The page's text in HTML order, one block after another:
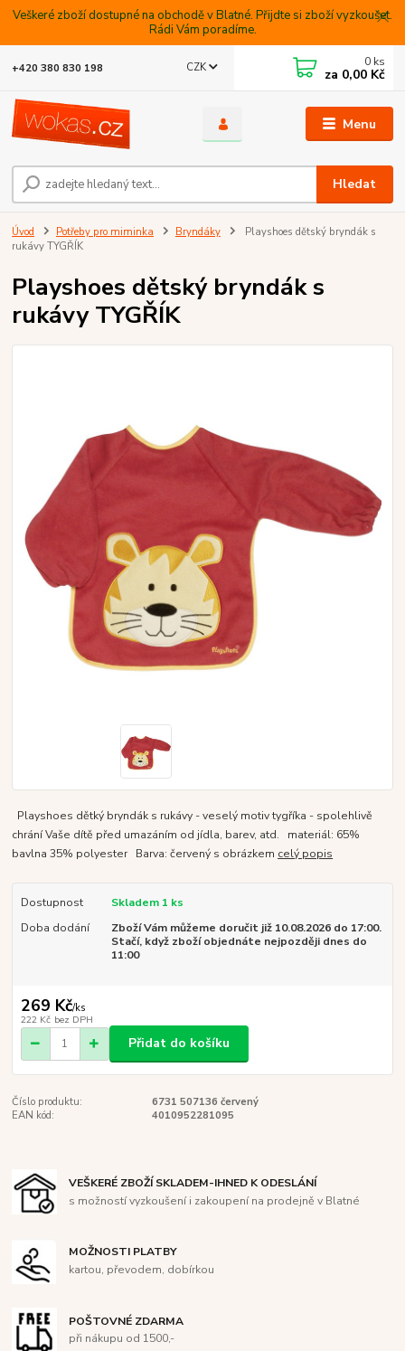
Veškeré zboží dostupné na obchodě v Blatné. Přijdte si zboží vyzkoušet.
Rádi Vám poradíme.
Menu
CZK
Hledat
+420 380 830 198 0 ks
za 0,00 Kč
Úvod Potřeby pro miminka Bryndáky
Playshoes dětský bryndák s
rukávy TYGŘÍK
Playshoes dětský bryndák s
rukávy TYGŘÍK
Playshoes dětký bryndák s rukávy - veselý motiv tygříka - spolehlivě
chrání Vaše dítě před umazáním od jídla, barev, atd. materiál: 65%
bavlna 35% polyester Barva: červený s obrázkem celý popis
Dostupnost
Skladem 1 ks
Doba dodání
Zboží Vám můžeme doručit již 10.08.2026 do 17:00.
Stačí, když zboží objednáte nejpozději dnes do
11:00
269 Kč/ks
222 Kč bez DPH
Přidat do košíku
Číslo produktu:
6731 507136 červený
EAN kód:
4010952281095
VEŠKERÉ ZBOŽÍ SKLADEM-IHNED K ODESLÁNÍ
s možností vyzkoušení i zakoupení na prodejně v Blatné
MOŽNOSTI PLATBY
kartou, převodem, dobírkou
POŠTOVNÉ ZDARMA
při nákupu od 1500,-